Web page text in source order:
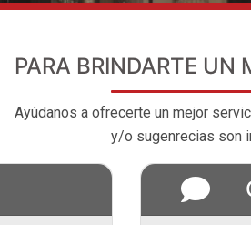
PARA BRINDARTE UN
Ayúdanos a ofrecerte un mejor
y/o sugenrecias son